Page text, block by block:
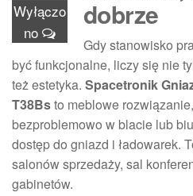
Wyłączo
no
dobrze
Gdy stanowisko
być funkcjonalne, liczy się nie
też estetyka. Spacetronik
T38Bsto meblowe
bezproblemowo w blacie lub
dostęp do gniazd i ładowarek.
salonów sprzedaży, sal
gabinetów.